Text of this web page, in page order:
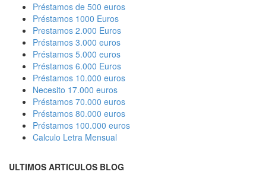
Préstamos de 500 euros
Préstamos 1000 Euros
Prestamos 2.000 Euros
Préstamos 3.000 euros
Préstamos 5.000 euros
Préstamos 6.000 Euros
Préstamos 10.000 euros
Necesito 17.000 euros
Préstamos 70.000 euros
Préstamos 80.000 euros
Préstamos 100.000 euros
Calculo Letra Mensual
ULTIMOS ARTICULOS BLOG